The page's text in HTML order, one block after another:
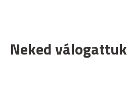
Neked válogattuk